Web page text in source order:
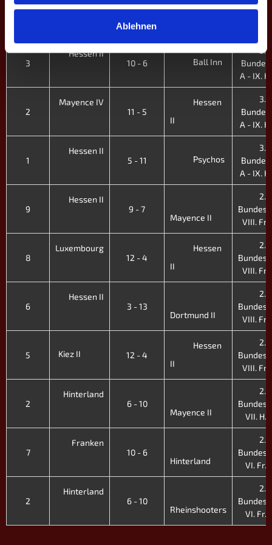
Ablehnen
Viersen
Hessen
3
Hessen II
10 - 6
Ball Inn
3.
A - IX.
2
Mayence IV
11 - 5
Hessen
II
3.
A - IX.
1
Hessen II
5 - 11
Psychos
3.
A - IX.
9
Hessen II
9 - 7
Mayence II
2.
VIII. Fr.
8
Luxembourg
12 - 4
Hessen
II
2.
VIII. Fr.
6
Hessen II
3 - 13
Dortmund II
2.
VIII. Fr.
5 Kiez II 12 - 4
Hessen
II
2.
VIII. Fr.
2
Hinterland
6 - 10
Mayence II
2.
VII. H.
7
Franken
10 - 6
Hinterland
2.
VI. Fr.
2
Hinterland
6 - 10
Rheinshooters
2.
VI. Fr.